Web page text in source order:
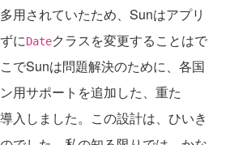
用されていたため、Sunはアプリ
にDateクラスを変更することはで
でSunは問題解決のために、各国
用サポートを追加した、重た
入しました。この設計は、ひいき